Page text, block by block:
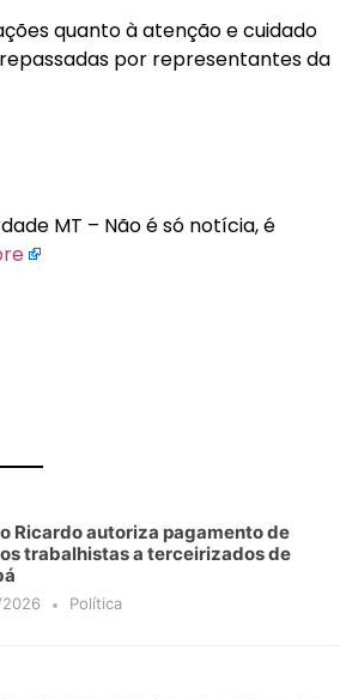
quanto à atenção e cuidado
por representantes da
MT – Não é só notícia, é
Ricardo autoriza pagamento de
trabalhistas a terceirizados de
Política